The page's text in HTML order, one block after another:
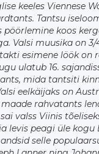
keeles Viennese
Tantsu
pöörlemine koos
Valsi muusika on 3/
esimene löök on
ulatub 16.
mida tantsiti
eelkäijaks on
maade rahvatants
valss Viinis
levis peagi üle kogu
selle